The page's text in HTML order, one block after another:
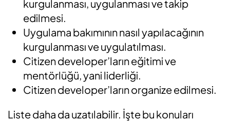
kurgulanması, uygulanması ve takip
edilmesi.
Uygulama bakımının nasıl yapılacağının
kurgulanması ve uygulatılması.
Citizen developer’ların eğitimi ve
mentörlüğü, yani liderliği.
Citizen developer’ların organize edilmesi.
Liste daha da uzatılabilir. İşte bu konuları